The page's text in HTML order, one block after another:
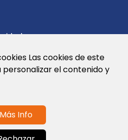
de Uso de la
Las cookies de este
personalizar el contenido y
Más Info